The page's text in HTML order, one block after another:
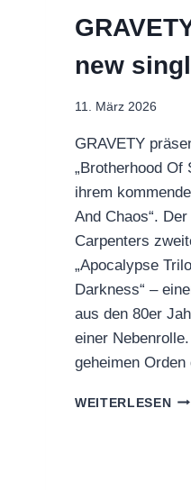
new
11. März 2026
GRAVETY
„Brotherhood Of
ihrem
And Chaos“.
Carpenters
„Apocalypse
Darkness“ –
aus den 80er
einer
geheimen
WEITERLESEN